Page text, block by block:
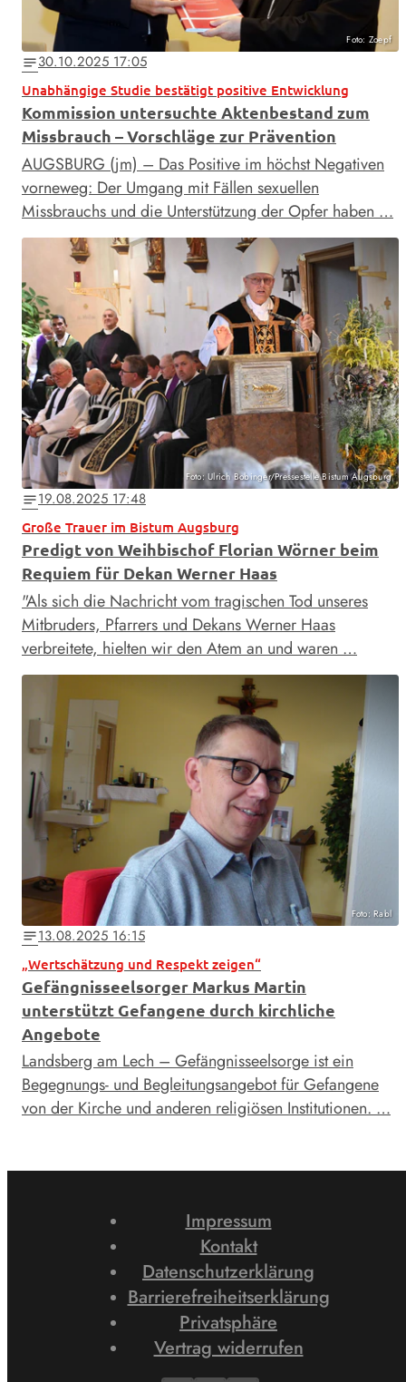
Foto: Zoepf
notes30.10.2025 17:05
Unabhängige Studie bestätigt positive Entwicklung
Kommission untersuchte Aktenbestand zum
Missbrauch – Vorschläge zur Prävention
AUGSBURG (jm) – Das Positive im höchst Negativen
vorneweg: Der Umgang mit Fällen sexuellen
Missbrauchs und die Unterstützung der Opfer haben …
Foto: Ulrich Bobinger/Pressestelle Bistum Augsburg
notes19.08.2025 17:48
Große Trauer im Bistum Augsburg
Predigt von Weihbischof Florian Wörner beim
Requiem für Dekan Werner Haas
"Als sich die Nachricht vom tragischen Tod unseres
Mitbruders, Pfarrers und Dekans Werner Haas
verbreitete, hielten wir den Atem an und waren …
Foto: Rabl
notes13.08.2025 16:15
„Wertschätzung und Respekt zeigen“
Gefängnisseelsorger Markus Martin
unterstützt Gefangene durch kirchliche
Angebote
Landsberg am Lech – Gefängnisseelsorge ist ein
Begegnungs- und Begleitungsangebot für Gefangene
von der Kirche und anderen religiösen Institutionen. …
Impressum
Kontakt
Datenschutzerklärung
Barrierefreiheitserklärung
Privatsphäre
Vertrag widerrufen